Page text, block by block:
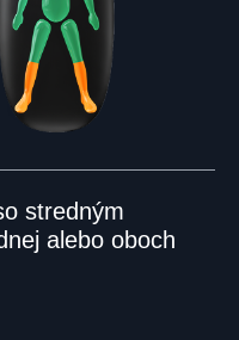
stredným
alebo oboch